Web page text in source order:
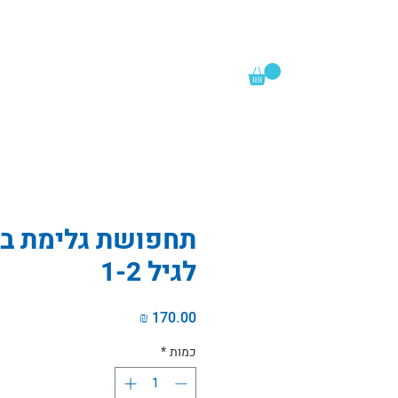
תחפושת גלימת
לגיל 1-2
כמות*